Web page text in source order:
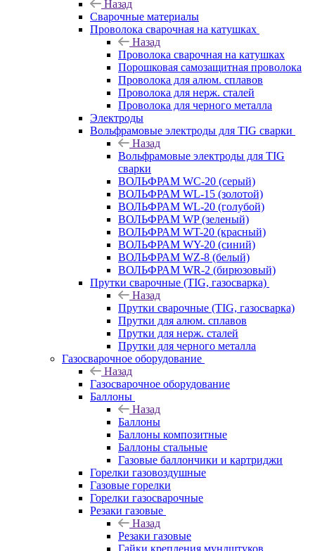
Назад
Сварочные материалы
Проволока сварочная на катушках
Назад
Проволока сварочная на катушках
Порошковая самозащитная проволока
Проволока для алюм. сплавов
Проволока для нерж. сталей
Проволока для черного металла
Электроды
Вольфрамовые электроды для TIG сварки
Назад
Вольфрамовые электроды для TIG
сварки
ВОЛЬФРАМ WC-20 (серый)
ВОЛЬФРАМ WL-15 (золотой)
ВОЛЬФРАМ WL-20 (голубой)
ВОЛЬФРАМ WP (зеленый)
ВОЛЬФРАМ WT-20 (красный)
ВОЛЬФРАМ WY-20 (синий)
ВОЛЬФРАМ WZ-8 (белый)
ВОЛЬФРАМ WR-2 (бирюзовый)
Прутки сварочные (TIG, газосварка)
Назад
Прутки сварочные (TIG, газосварка)
Прутки для алюм. сплавов
Прутки для нерж. сталей
Прутки для черного металла
Газосварочное оборудование
Назад
Газосварочное оборудование
Баллоны
Назад
Баллоны
Баллоны композитные
Баллоны стальные
Газовые баллончики и картриджи
Горелки газовоздушные
Газовые горелки
Горелки газосварочные
Резаки газовые
Назад
Резаки газовые
Гайки крепления мундштуков